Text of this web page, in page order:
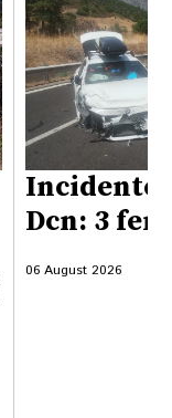
Incidente
Dcn: 3
06 August 2026